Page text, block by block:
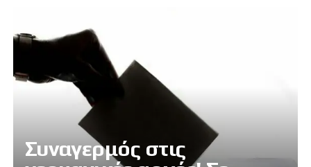
Συναγερμός στις